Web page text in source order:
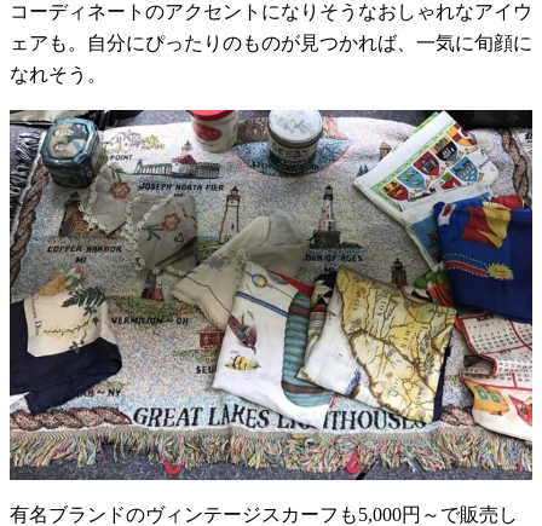
コーディネートのアクセントになりそうなおしゃれなアイウ
ェアも。自分にぴったりのものが見つかれば、一気に旬顔に
なれそう。
有名ブランドのヴィンテージスカーフも5,000円～で販売し